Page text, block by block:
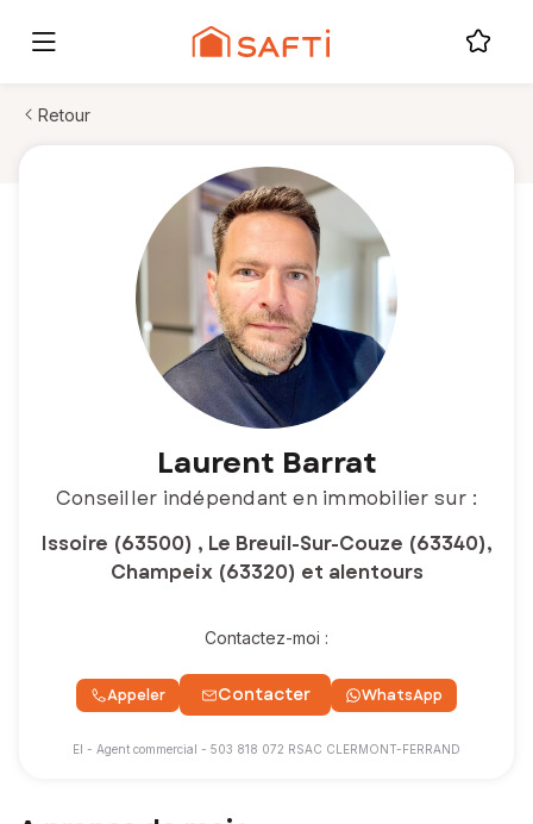
Retour
Laurent Barrat
Conseiller indépendant en immobilier sur :
Issoire (63500) , Le Breuil-Sur-Couze (63340),
Champeix (63320) et alentours
Contactez-moi :
Appeler Contacter WhatsApp
EI - Agent commercial - 503 818 072 RSAC CLERMONT-FERRAND